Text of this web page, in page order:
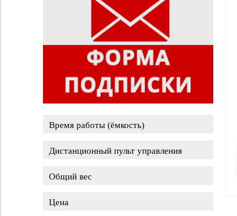
Время работы (ёмкость)
до 8 часов (2600 mAh)
Применить
Дистанционный пульт управления
нет
Применить
Общий вес
0,5 кг
Цена